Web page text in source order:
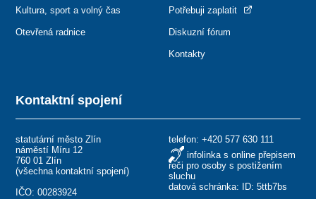
Kontaktní spojení
statutární město Zlín
náměstí Míru 12
760 01 Zlín
(všechna kontaktní spojení)
IČO: 00283924
telefon: +420 577 630 111
infolinka s online přepisem
řeči pro osoby s postižením
sluchu
datová schránka: ID: 5ttb7bs
Kultura, sport a volný čas
Otevřená radnice
Potřebuji zaplatit
Diskuzní fórum
Kontakty